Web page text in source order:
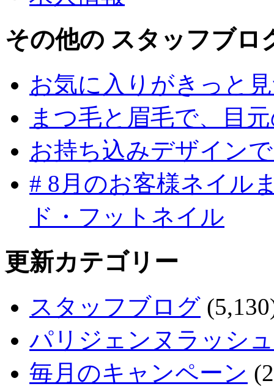
その他の スタッフブロ
お気に入りがきっと
まつ毛と眉毛で、目
お持ち込みデザイン
# 8月のお客様ネイル
ド・フットネイル
更新カテゴリー
スタッフブログ
パリジェンヌラッシ
毎月のキャンペーン